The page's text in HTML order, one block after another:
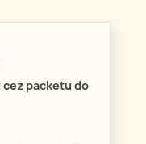
packetu do